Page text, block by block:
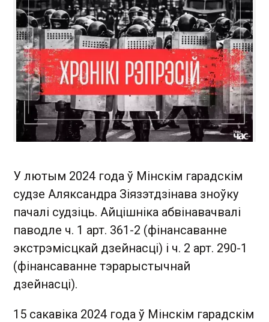
У лютым 2024 года ў Мінскім гарадскім
судзе Аляксандра Зіязэтдзінава зноўку
пачалі судзіць. Айцішніка абвінавачвалі
паводле ч. 1 арт. 361-2 (фінансаванне
экстрэмісцкай дзейнасці) і ч. 2 арт. 290-1
(фінансаванне тэрарыстычнай
дзейнасці).
15 сакавіка 2024 года ў Мінскім гарадскім